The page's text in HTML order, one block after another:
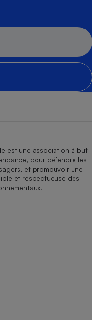
est une association à but
pour défendre les
et promouvoir une
et respectueuse des